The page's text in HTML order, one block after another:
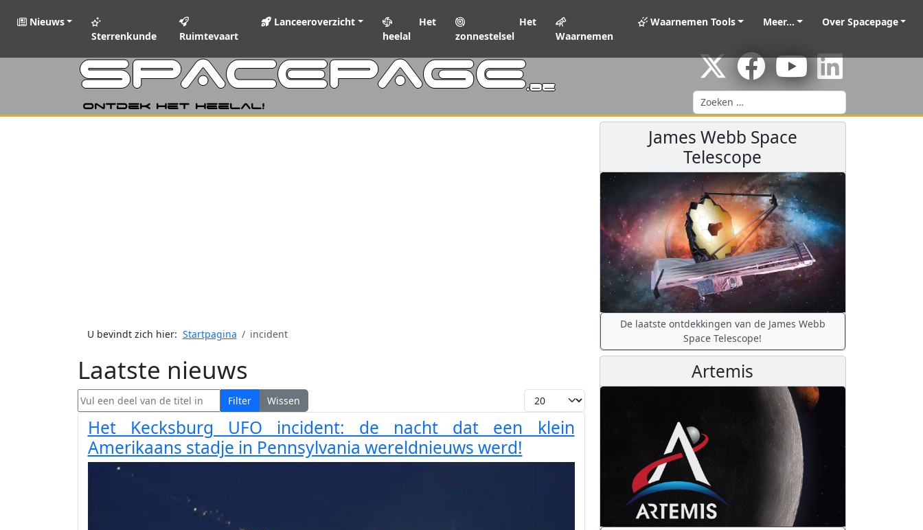
Nieuws
Sterrenkunde
Ruimtevaart
Lanceeroverzicht
Het
heelal
Het
zonnestelsel
Waarnemen
Waarnemen Tools Meer... Over Spacepage
SPACEPAGE.be
Ontdek het heelal!
Zoeken
U bevindt zich hier: Startpagina incident
Laatste nieuws
Vul een deel van de titel in Filter Wissen Toon #
Het Kecksburg UFO incident: de nacht dat een klein
Amerikaans stadje in Pennsylvania wereldnieuws werd!
James Webb Space
Telescope
De laatste ontdekkingen van de James Webb
Space Telescope!
Artemis